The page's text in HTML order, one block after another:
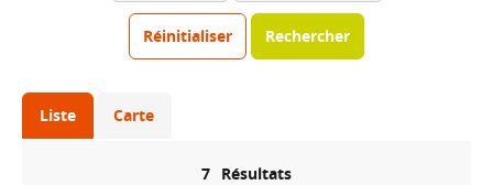
Réinitialiser Rechercher
Liste Carte
7 Résultats